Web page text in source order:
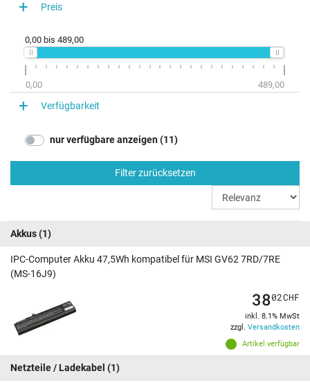
Preis
0,00 bis 489,00
0,00 489,00
Verfügbarkeit
nur verfügbare anzeigen (11)
Filter zurücksetzen
Akkus(1)
IPC-Computer Akku 47,5Wh kompatibel für MSI GV62 7RD/7RE
(MS-16J9)
Artikel verfügbar
3802CHF
inkl. 8.1% MwSt
zzgl. Versandkosten
Netzteile / Ladekabel (1)